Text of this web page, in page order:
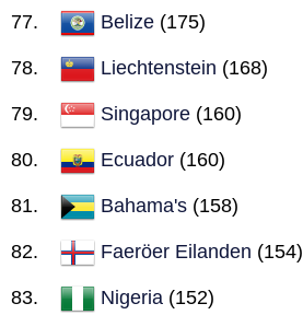
Belize (175)
Liechtenstein (168)
Singapore (160)
Ecuador (160)
Bahama's (158)
Faeröer Eilanden (154)
Nigeria (152)